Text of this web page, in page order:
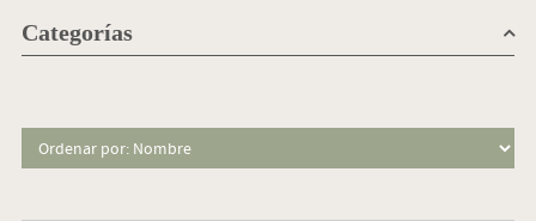
Categorías